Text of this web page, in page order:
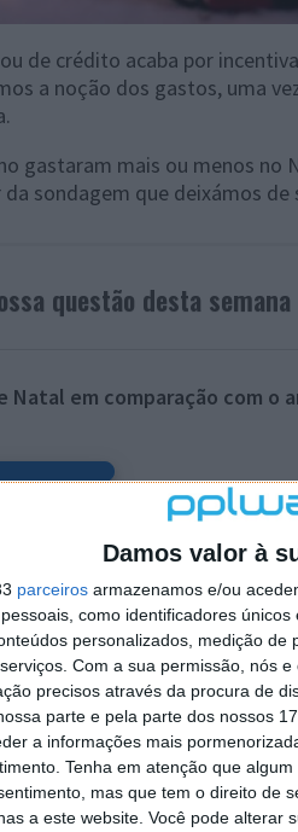
Damos valor à
parceiros armazenamos e/ou
como identificadores
personalizados, medição
Com a sua permissão, nós
precisos através da procura de
parte e pela parte dos nossos
a informações mais
Tenha em atenção que
mas que tem o direito de
a este website. Você pode alterar
de crédito acaba por
a noção dos gastos, uma
gastaram mais ou menos no
sondagem que deixámos de
questão desta semana
Natal em comparação com o
Votos:693
vossa participação!